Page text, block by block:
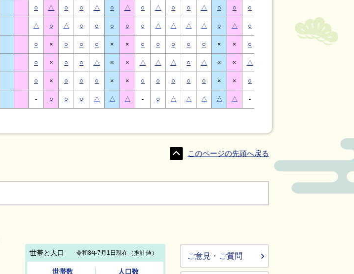
○ △ ○ ○ △ ○ △ ○ △ ○ ○ △ ○ ○ ○
△ ○ △ ○ ○ ○ ○ ○ △ △ △ △ ○ △ ○ △ △ ○
○ × ○ ○ ○ × × ○ ○ ○ ○ ○ × × ○ ×
○ × ○ ○ △ × × △ △ △ ○ △ × × △
○ × ○ ○ ○ × × ○ ○ ○ ○ ○ × × ○
- ○ ○ ○ △ △ △ - ○ △ △ △ △ △ -
このページの先頭へ戻る
ご意見・ご質問